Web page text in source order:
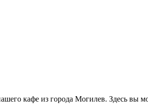
кафе из города Могилев. Здесь вы